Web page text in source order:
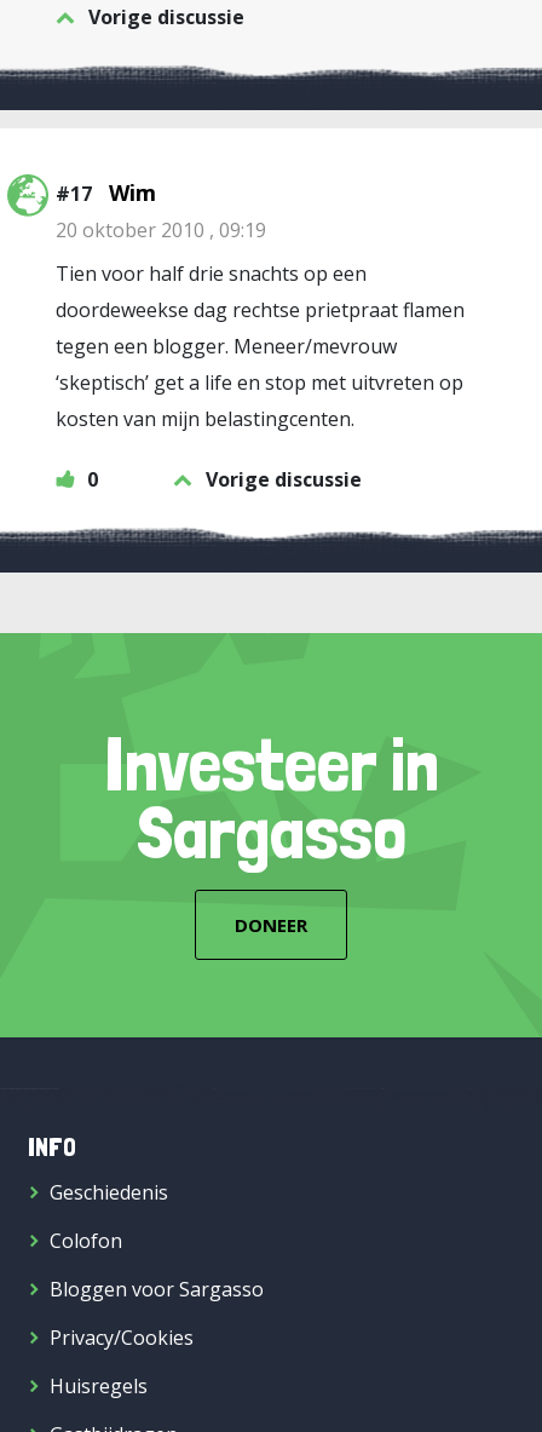
Vorige discussie
#17 Wim
20 oktober 2010 , 09:19
Tien voor half drie snachts op een
doordeweekse dag rechtse prietpraat flamen
tegen een blogger. Meneer/mevrouw
‘skeptisch’ get a life en stop met uitvreten op
kosten van mijn belastingcenten.
0 Vorige discussie
Investeer in
Sargasso
DONEER
INFO
Geschiedenis
Colofon
Bloggen voor Sargasso
Privacy/Cookies
Huisregels